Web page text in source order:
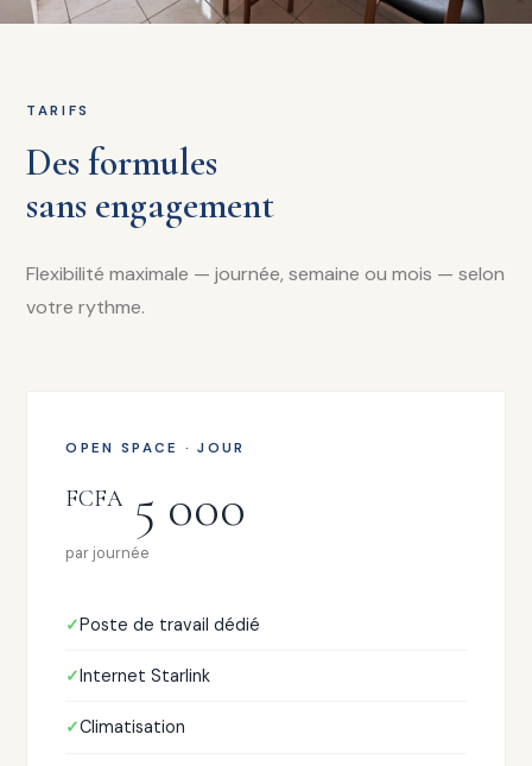
TARIFS
Des formules
sans engagement
Flexibilité maximale — journée, semaine ou mois — selon
votre rythme.
OPEN SPACE · JOUR
FCFA5 000
par journée
Poste de travail dédié
Internet Starlink
Climatisation